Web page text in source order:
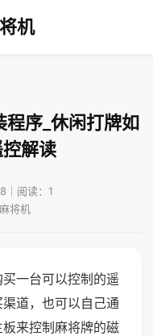
机
序_休闲打牌如
解读
｜阅读：1
将机
一台可以控制的遥
道，也可以自己通
来控制麻将牌的磁